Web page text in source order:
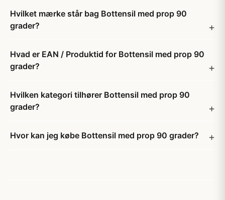
Hvilket mærke står bag Bottensil med prop 90
grader?
Hvad er EAN / Produktid for Bottensil med prop 90
grader?
Hvilken kategori tilhører Bottensil med prop 90
grader?
Hvor kan jeg købe Bottensil med prop 90 grader?